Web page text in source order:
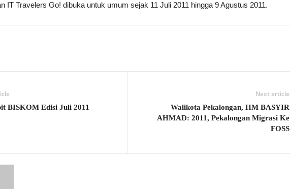
IT Travelers Go! dibuka untuk umum sejak 11 Juli 2011 hingga 9 Agustus 2011.
BISKOM Edisi Juli 2011
Next article
Walikota Pekalongan, HM BASYIR
AHMAD: 2011, Pekalongan Migrasi Ke
FOSS